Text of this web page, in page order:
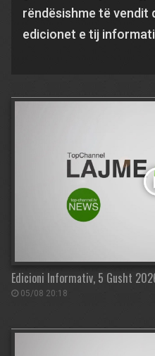
rëndësishme të vendit
edicionet e tij
Edicioni Informativ, 5 Gusht
05/08 20:18